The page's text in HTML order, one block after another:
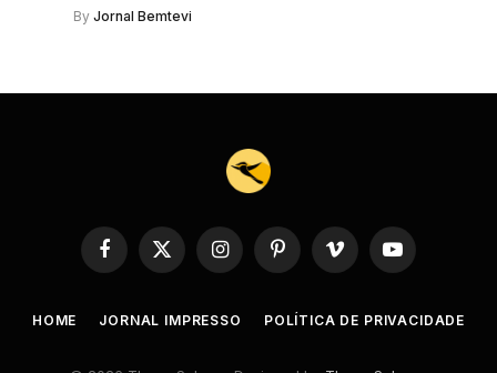
By Jornal Bemtevi
Facebook
X
InstagramPinterestVimeo YouTube
HOME JORNAL IMPRESSO POLÍTICA DE PRIVACIDADE